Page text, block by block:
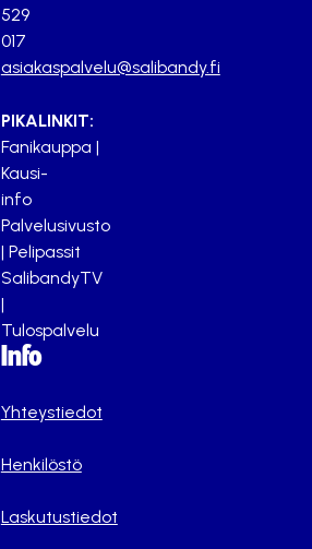
529
017
asiakaspalvelu@salibandy.fi
PIKALINKIT:
Fanikauppa |
Kausi-
info
Palvelusivusto
| Pelipassit
SalibandyTV
|
Tulospalvelu
Info
Yhteystiedot
Henkilöstö
Laskutustiedot